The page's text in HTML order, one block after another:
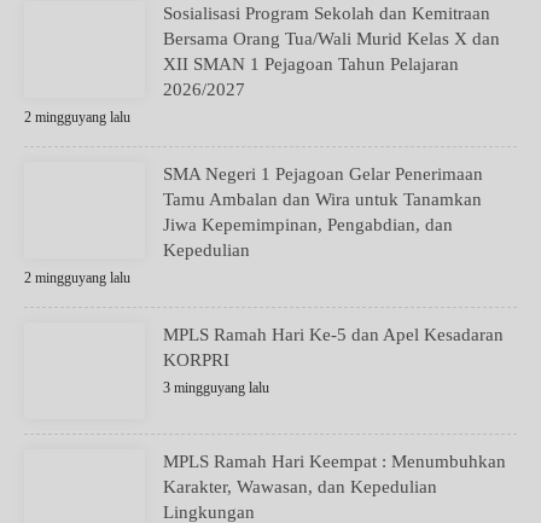
Sosialisasi Program Sekolah dan Kemitraan
Bersama Orang Tua/Wali Murid Kelas X dan
XII SMAN 1 Pejagoan Tahun Pelajaran
2026/2027
2 mingguyang lalu
SMA Negeri 1 Pejagoan Gelar Penerimaan
Tamu Ambalan dan Wira untuk Tanamkan
Jiwa Kepemimpinan, Pengabdian, dan
Kepedulian
2 mingguyang lalu
MPLS Ramah Hari Ke-5 dan Apel Kesadaran
KORPRI
3 mingguyang lalu
MPLS Ramah Hari Keempat : Menumbuhkan
Karakter, Wawasan, dan Kepedulian
Lingkungan